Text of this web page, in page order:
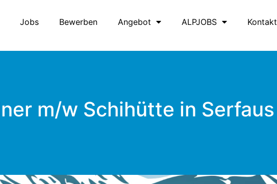
Jobs Bewerben Angebot ALPJOBS Kontakt
m/w Schihütte in Serfaus